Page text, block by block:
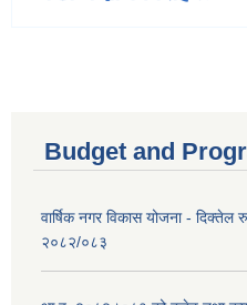
Budget and
वार्षिक नगर विकास योजना -
२०८२/०८३